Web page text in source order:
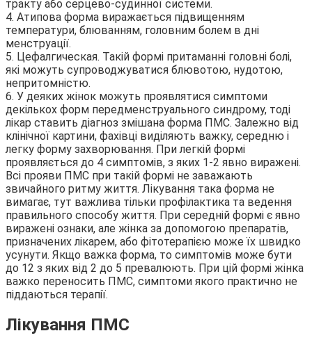
тракту або серцево-судинної системи.
4. Атипова форма виражається підвищенням
температури, блюванням, головним болем в дні
менструації.
5. Цефалгическая. Такій формі притаманні головні болі,
які можуть супроводжуватися блювотою, нудотою,
непритомністю.
6. У деяких жінок можуть проявлятися симптоми
декількох форм передменструального синдрому, тоді
лікар ставить діагноз змішана форма ПМС. Залежно від
клінічної картини, фахівці виділяють важку, середню і
легку форму захворювання. При легкій формі
проявляється до 4 симптомів, з яких 1-2 явно виражені.
Всі прояви ПМС при такій формі не заважають
звичайного ритму життя. Лікування така форма не
вимагає, тут важлива тільки профілактика та ведення
правильного способу життя. При середній формі є явно
виражені ознаки, але жінка за допомогою препаратів,
призначених лікарем, або фітотерапією може їх швидко
усунути. Якщо важка форма, то симптомів може бути
до 12 з яких від 2 до 5 превалюють. При цій формі жінка
важко переносить ПМС, симптоми якого практично не
піддаються терапії.
Лікування ПМС